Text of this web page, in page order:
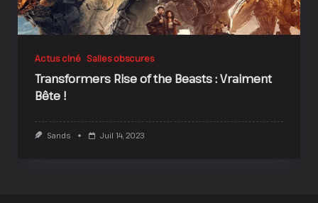
Actus ciné Salles obscures
Transformers Rise of the Beasts : Vraiment
Bête !
Sands Juil 14, 2023